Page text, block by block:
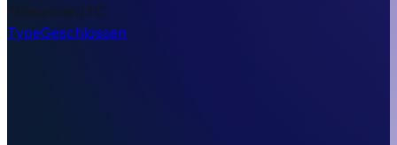
TimezoneUTC
TypeGeschlossen